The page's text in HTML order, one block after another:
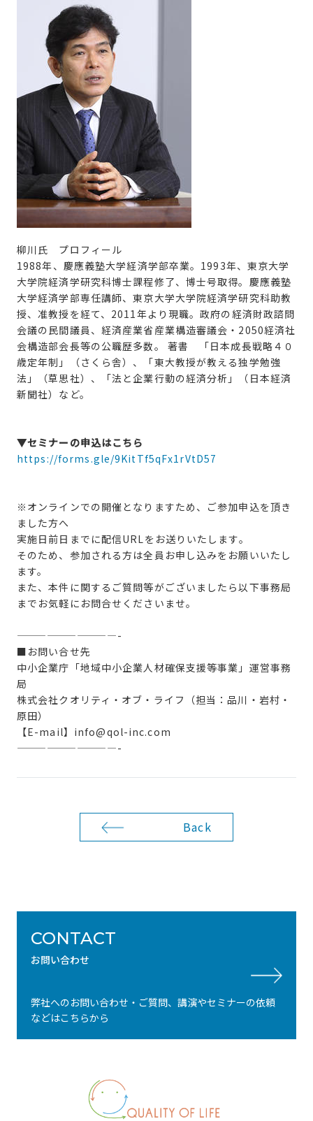
柳川氏 プロフィール
1988年、慶應義塾大学経済学部卒業。1993年、東京大学
大学院経済学研究科博士課程修了、博士号取得。慶應義塾
大学経済学部専任講師、東京大学大学院経済学研究科助教
授、准教授を経て、2011年より現職。政府の経済財政諮問
会議の民間議員、経済産業省産業構造審議会・2050経済社
会構造部会長等の公職歴多数。 著書 「日本成長戦略４０
歳定年制」（さくら舎）、「東大教授が教える独学勉強
法」（草思社）、「法と企業行動の経済分析」（日本経済
新聞社）など。
▼セミナーの申込はこちら
https://forms.gle/9KitTf5qFx1rVtD57
※オンラインでの開催となりますため、ご参加申込を頂き
ました方へ
実施日前日までに配信URLをお送りいたします。
そのため、参加される方は全員お申し込みをお願いいたし
ます。
また、本件に関するご質問等がございましたら以下事務局
までお気軽にお問合せくださいませ。
——————————-
■お問い合せ先
中小企業庁「地域中小企業人材確保支援等事業」運営事務
局
株式会社クオリティ・オブ・ライフ（担当：品川・岩村・
原田）
【E-mail】info@qol-inc.com
——————————-
Back
CONTACT
お問い合わせ
弊社へのお問い合わせ・ご質問、講演やセミナーの依頼
などはこちらから